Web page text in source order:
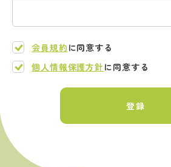
会員規約 に同意する
個人情報保護方針 に同意する
登録